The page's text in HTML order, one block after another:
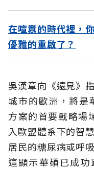
在喧囂的時代裡，
優雅的重啟了？
吳漢章向《遠見》
城市的歐洲，將
方案的首要戰略場
入歐盟體系下的智
居民的糖尿病或呼
這顯示華碩已成功